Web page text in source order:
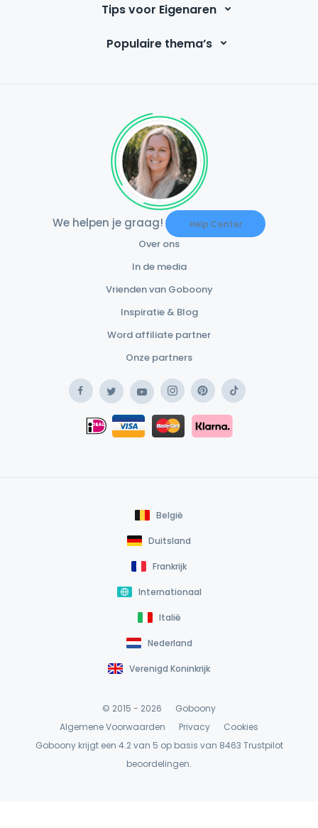
Tips voor Eigenaren
Populaire thema’s
We helpen je graag! Help Center
Over ons
In de media
Vrienden van Goboony
Inspiratie & Blog
Word affiliate partner
Onze partners
FacebookTwitterYouTubeInstagramPinterestTikTok
iDEAL
Safe Payment Card
Safe Payment Klarna
België
Duitsland
Frankrijk
Internationaal
Italië
Nederland
Verenigd Koninkrijk
© 2015 - 2026
Goboony
Algemene Voorwaarden
Privacy
Cookies
Goboony krijgt een 4.2 van 5 op basis van 8463 Trustpilot
beoordelingen.